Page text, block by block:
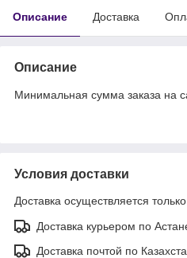
Описание Доставка
Описание
Минимальная сумма заказа на
Условия доставки
Доставка осуществляется
Доставка курьером по
Доставка почтой по